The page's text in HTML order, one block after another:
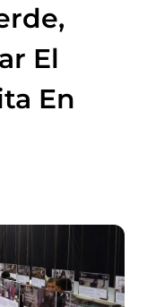
El
En